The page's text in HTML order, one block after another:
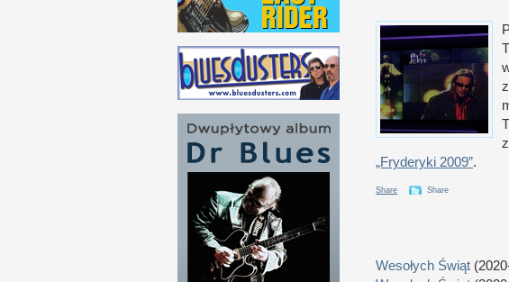
„Fryderyki 2009”.
Share Share
Wesołych Świąt